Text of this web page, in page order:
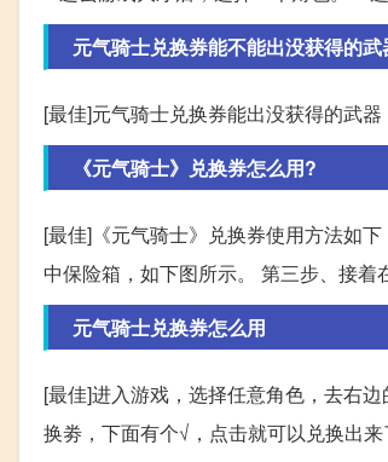
元气骑士兑换券能不能出没获得的武
[最佳]元气骑士兑换券能出没获得的武
《元气骑士》兑换券怎么用?
[最佳]《元气骑士》兑换券使用方法如
中保险箱，如下图所示。 第三步、接着
元气骑士兑换券怎么用
[最佳]进入游戏，选择任意角色，去右
换劵，下面有个√，点击就可以兑换出来